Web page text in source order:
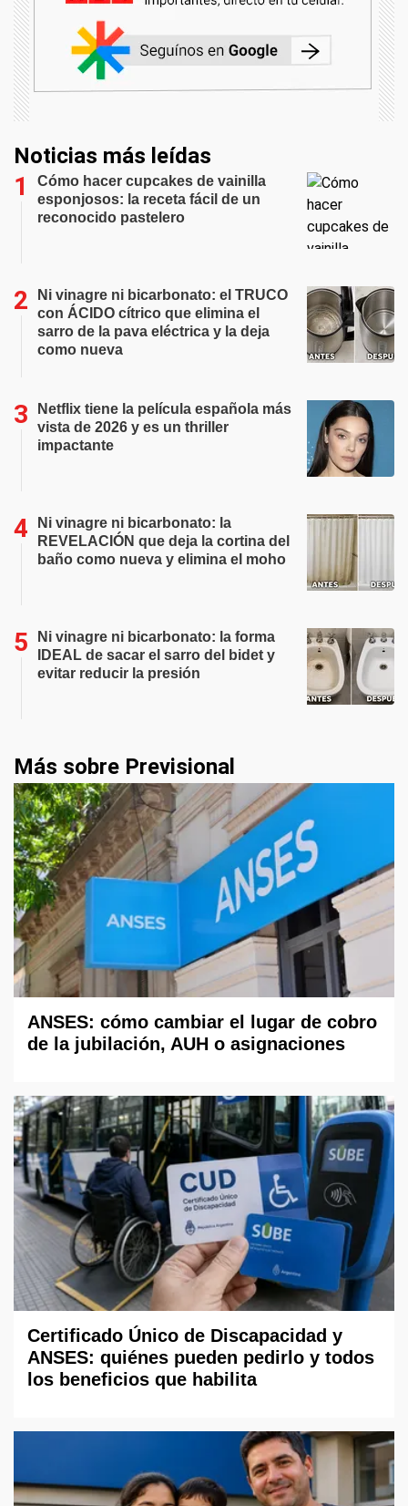
Noticias más leídas
Cómo hacer cupcakes de vainilla
esponjosos: la receta fácil de un
reconocido pastelero
Ni vinagre ni bicarbonato: el TRUCO
con ÁCIDO cítrico que elimina el
sarro de la pava eléctrica y la deja
como nueva
Netflix tiene la película española más
vista de 2026 y es un thriller
impactante
Ni vinagre ni bicarbonato: la
REVELACIÓN que deja la cortina del
baño como nueva y elimina el moho
Ni vinagre ni bicarbonato: la forma
IDEAL de sacar el sarro del bidet y
evitar reducir la presión
Más sobre Previsional
ANSES: cómo cambiar el lugar de cobro
de la jubilación, AUH o asignaciones
Certificado Único de Discapacidad y
ANSES: quiénes pueden pedirlo y todos
los beneficios que habilita